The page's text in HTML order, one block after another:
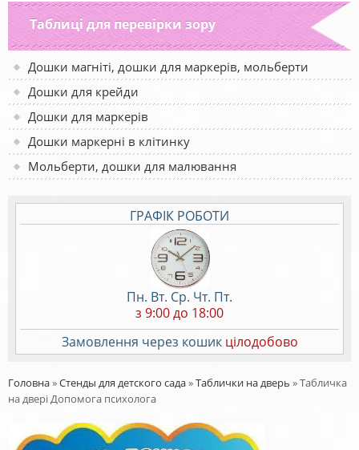
Таблиці для перевірки зору
Дошки магніті, дошки для маркерів, мольберти
Дошки для крейди
Дошки для маркерів
Дошки маркерні в клітинку
Мольберти, дошки для малювання
ГРАФІК РОБОТИ
Пн. Вт. Ср. Чт. Пт.
з 9:00 до 18:00
Замовлення через кошик цілодобово
Головна»Стенды для детского сада»Таблички на дверь »Табличка
на двері Допомога психолога